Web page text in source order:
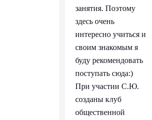
занятия. Поэтому
здесь очень
интересно учиться и
своим знакомым я
буду рекомендовать
поступать сюда:)
При участии С.Ю.
созданы клуб
общественной